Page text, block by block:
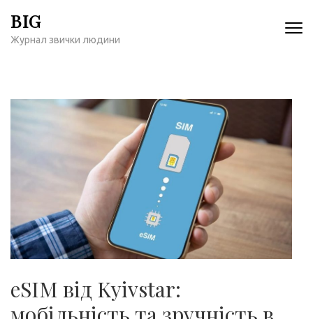
содержимому
BIG
Журнал звички людини
eSIM від Kyivstar: